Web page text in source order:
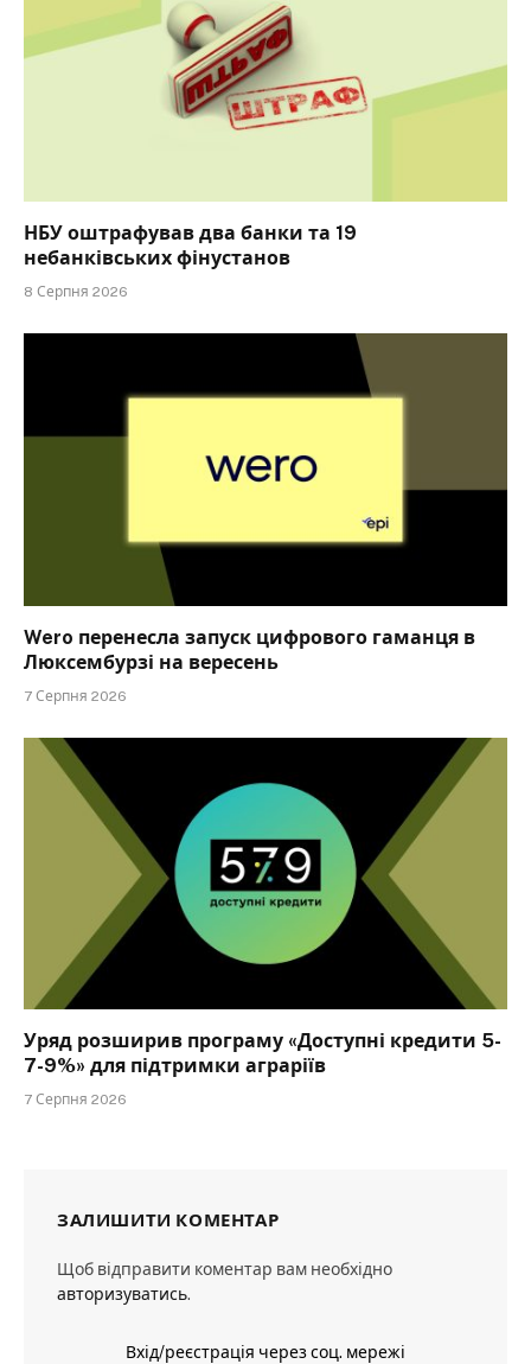
НБУ оштрафував два банки та 19
небанківських фінустанов
8 Серпня 2026
Wero перенесла запуск цифрового гаманця в
Люксембурзі на вересень
7 Серпня 2026
Уряд розширив програму «Доступні кредити 5-
7-9%» для підтримки аграріїв
7 Серпня 2026
ЗАЛИШИТИ КОМЕНТАР
Щоб відправити коментар вам необхідно
авторизуватись.
Вхід/реєстрація через соц. мережі